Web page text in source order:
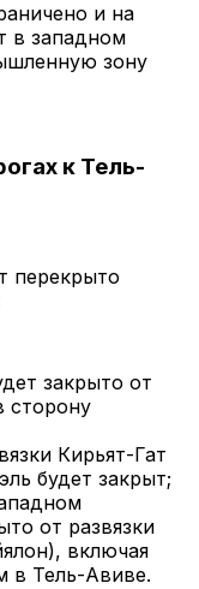
и на
в западном
зону
к Тель-
перекрыто
закрыто от
сторону
Кирьят-Гат
будет закрыт;
от развязки
включая
в Тель-Авиве.